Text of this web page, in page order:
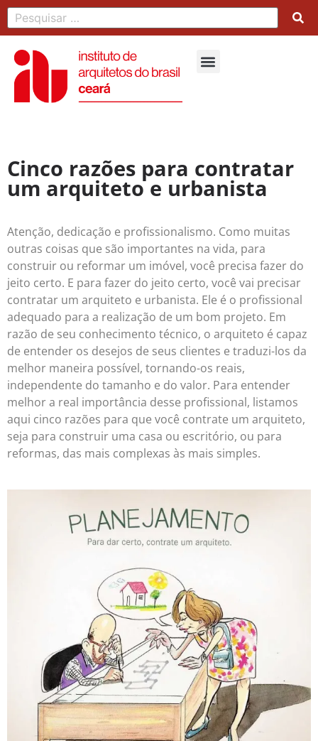
Cinco razões para contratar
um arquiteto e urbanista
Atenção, dedicação e profissionalismo. Como muitas
outras coisas que são importantes na vida, para
construir ou reformar um imóvel, você precisa fazer do
jeito certo. E para fazer do jeito certo, você vai precisar
contratar um arquiteto e urbanista. Ele é o profissional
adequado para a realização de um bom projeto. Em
razão de seu conhecimento técnico, o arquiteto é capaz
de entender os desejos de seus clientes e traduzi-los da
melhor maneira possível, tornando-os reais,
independente do tamanho e do valor. Para entender
melhor a real importância desse profissional, listamos
aqui cinco razões para que você contrate um arquiteto,
seja para construir uma casa ou escritório, ou para
reformas, das mais complexas às mais simples.